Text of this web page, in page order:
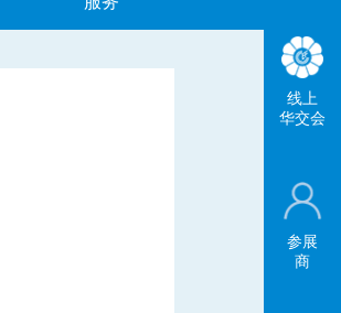
线上
华交会
参展
商